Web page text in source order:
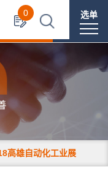
选单
0
高雄自动化工业展